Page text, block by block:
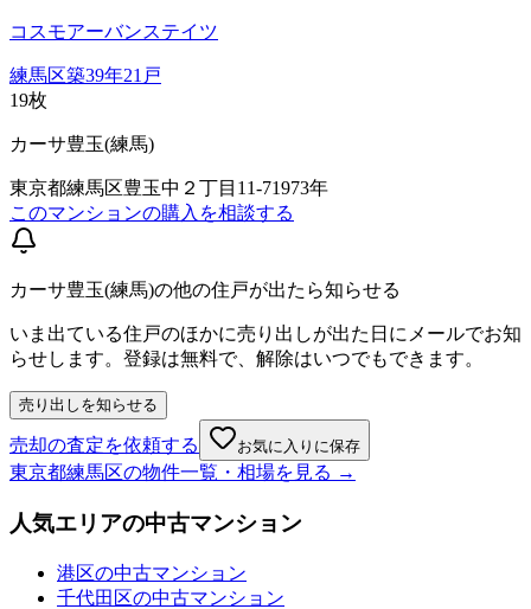
コスモアーバンステイツ
練馬区築39年21 戸
19枚
カーサ豊玉(練馬)
東京都練馬区豊玉中２丁目11-71973年
このマンションの購入を相談する
カーサ豊玉(練馬)の他の住戸が出たら知らせる
いま出ている住戸のほかに売り出しが出た日にメールでお知
らせします。登録は無料で、解除はいつでもできます。
売り出しを知らせる
売却の査定を依頼する お気に入りに保存
東京都練馬区の物件一覧・相場を見る →
人気エリアの中古マンション
港区の中古マンション
千代田区の中古マンション